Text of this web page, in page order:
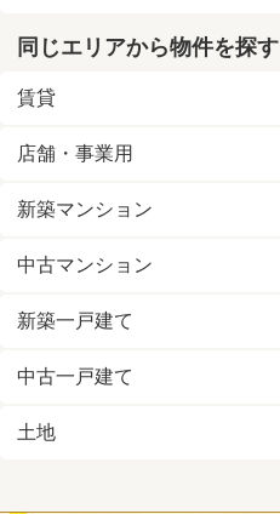
同じエリアから物件を探す
賃貸
店舗・事業用
新築マンション
中古マンション
新築一戸建て
中古一戸建て
土地